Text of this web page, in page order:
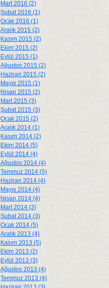
Mart 2016 (2)
Şubat 2016 (1)
Ocak 2016 (1)
Aralık 2015 (2)
Kasım 2015 (2)
Ekim 2015 (2)
Eylül 2015 (1)
Ağustos 2015 (2)
Haziran 2015 (2)
Mayıs 2015 (1)
Nisan 2015 (2)
Mart 2015 (3)
Şubat 2015 (3)
Ocak 2015 (2)
Aralık 2014 (1)
Kasım 2014 (2)
Ekim 2014 (5)
Eylül 2014 (4)
Ağustos 2014 (4)
Temmuz 2014 (5)
Haziran 2014 (4)
Mayıs 2014 (4)
Nisan 2014 (4)
Mart 2014 (3)
Şubat 2014 (3)
Ocak 2014 (5)
Aralık 2013 (4)
Kasım 2013 (5)
Ekim 2013 (2)
Eylül 2013 (3)
Ağustos 2013 (4)
Temmuz 2013 (4)